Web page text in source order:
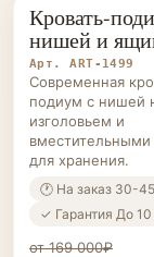
КРОВАТИ-
ПОДИУМЫ НА
Кровать-
нишей и
Арт. ART-1499
Современная
подиум с нишей
изголовьем и
для хранения.
🕐 На заказ 30-
✓ Гарантия До 10
от 169 000₽